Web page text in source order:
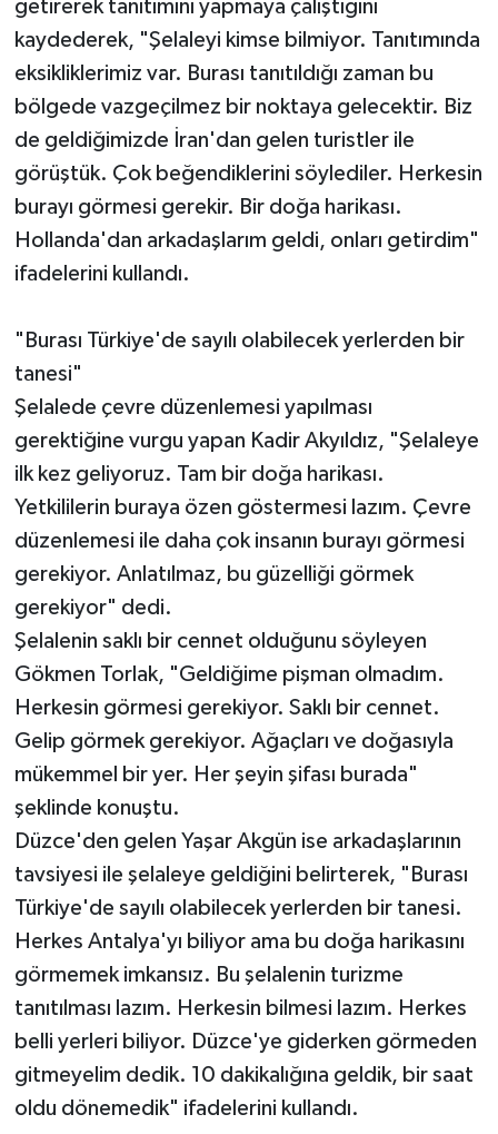
getirerek tanıtımını yapmaya çalıştığını
kaydederek, "Şelaleyi kimse bilmiyor. Tanıtımında
eksikliklerimiz var. Burası tanıtıldığı zaman bu
bölgede vazgeçilmez bir noktaya gelecektir. Biz
de geldiğimizde İran'dan gelen turistler ile
görüştük. Çok beğendiklerini söylediler. Herkesin
burayı görmesi gerekir. Bir doğa harikası.
Hollanda'dan arkadaşlarım geldi, onları getirdim"
ifadelerini kullandı.
"Burası Türkiye'de sayılı olabilecek yerlerden bir
tanesi"
Şelalede çevre düzenlemesi yapılması
gerektiğine vurgu yapan Kadir Akyıldız, "Şelaleye
ilk kez geliyoruz. Tam bir doğa harikası.
Yetkililerin buraya özen göstermesi lazım. Çevre
düzenlemesi ile daha çok insanın burayı görmesi
gerekiyor. Anlatılmaz, bu güzelliği görmek
gerekiyor" dedi.
Şelalenin saklı bir cennet olduğunu söyleyen
Gökmen Torlak, "Geldiğime pişman olmadım.
Herkesin görmesi gerekiyor. Saklı bir cennet.
Gelip görmek gerekiyor. Ağaçları ve doğasıyla
mükemmel bir yer. Her şeyin şifası burada"
şeklinde konuştu.
Düzce'den gelen Yaşar Akgün ise arkadaşlarının
tavsiyesi ile şelaleye geldiğini belirterek, "Burası
Türkiye'de sayılı olabilecek yerlerden bir tanesi.
Herkes Antalya'yı biliyor ama bu doğa harikasını
görmemek imkansız. Bu şelalenin turizme
tanıtılması lazım. Herkesin bilmesi lazım. Herkes
belli yerleri biliyor. Düzce'ye giderken görmeden
gitmeyelim dedik. 10 dakikalığına geldik, bir saat
oldu dönemedik" ifadelerini kullandı.